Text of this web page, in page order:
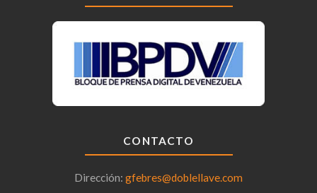
CONTACTO
Dirección: gfebres@doblellave.com